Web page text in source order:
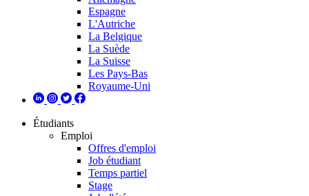
Espagne
L'Autriche
La Belgique
La Suède
La Suisse
Les Pays-Bas
Royaume-Uni
Étudiants
Emploi
Offres d'emploi
Job étudiant
Temps partiel
Stage